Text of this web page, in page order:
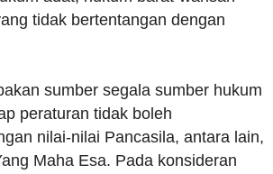
tidak bertentangan dengan
sumber segala sumber hukum
peraturan tidak boleh
nilai-nilai Pancasila, antara lain,
Maha Esa. Pada konsideran